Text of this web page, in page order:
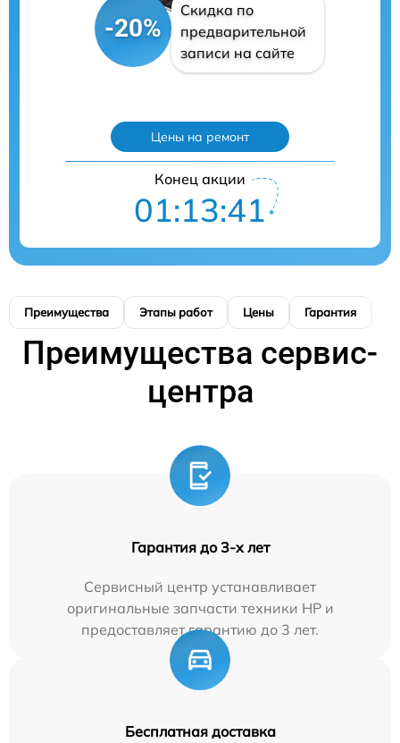
-20%
Скидка по
предварительной
записи на сайте
Цены на ремонт
Конец акции
01:13:40
Преимущества Этапы работ Цены Гарантия
Преимущества сервис-
центра
Гарантия до 3-х лет
Сервисный центр устанавливает
оригинальные запчасти техники HP и
предоставляет гарантию до 3 лет.
Бесплатная доставка